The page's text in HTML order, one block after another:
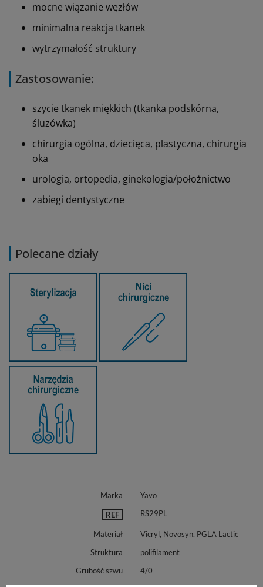
mocne wiązanie węzłów
minimalna reakcja tkanek
wytrzymałość struktury
Zastosowanie:
szycie tkanek miękkich (tkanka podskórna,
śluzówka)
chirurgia ogólna, dziecięca, plastyczna, chirurgia
oka
urologia, ortopedia, ginekologia/położnictwo
zabiegi dentystyczne
Polecane działy
Marka Yavo
REF RS29PL
Materiał
Vicryl, Novosyn, PGLA Lactic
Struktura
polifilament
Grubość szwu
4/0